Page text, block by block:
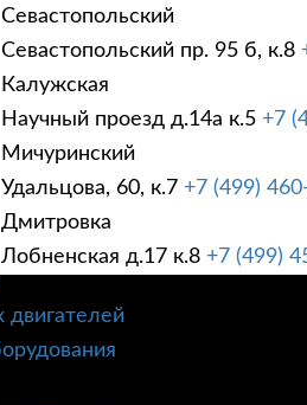
Севастопольский
Севастопольский пр. 95 б, к.8
Калужская
Научный проезд д.14а к.5 +7
Мичуринский
Удальцова, 60, к.7 +7 (499)
Дмитровка
Лобненская д.17 к.8 +7 (499)
УСЛУГИ
двигателей